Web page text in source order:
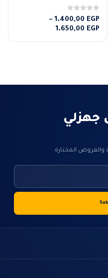
0من 5
1.400,00 EGP
–
1.650,00 EGP
نطاق
والعروض المختارة.